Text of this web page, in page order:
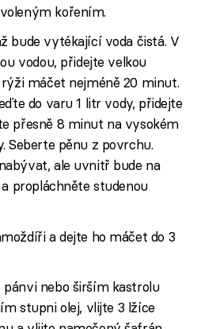
kořením.
bude vytékající voda čistá. V
vodou, přidejte velkou
máčet nejméně 20 minut.
do varu 1 litr vody, přidejte
přesně 8 minut na vysokém
Seberte pěnu z povrchu.
ale uvnitř bude na
propláchněte studenou
a dejte ho máčet do 3
nebo širším kastrolu
stupni olej, vlijte 3 lžíce